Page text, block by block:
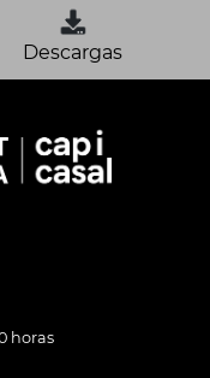
Descargas
horas